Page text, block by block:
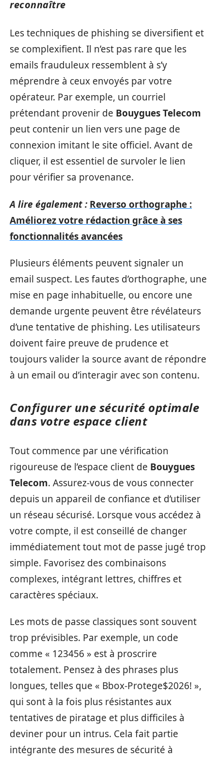
reconnaître
Les techniques de phishing se diversifient et
se complexifient. Il n’est pas rare que les
emails frauduleux ressemblent à s’y
méprendre à ceux envoyés par votre
opérateur. Par exemple, un courriel
prétendant provenir de Bouygues Telecom
peut contenir un lien vers une page de
connexion imitant le site officiel. Avant de
cliquer, il est essentiel de survoler le lien
pour vérifier sa provenance.
A lire également : Reverso orthographe :
Améliorez votre rédaction grâce à ses
fonctionnalités avancées
Plusieurs éléments peuvent signaler un
email suspect. Les fautes d’orthographe, une
mise en page inhabituelle, ou encore une
demande urgente peuvent être révélateurs
d’une tentative de phishing. Les utilisateurs
doivent faire preuve de prudence et
toujours valider la source avant de répondre
à un email ou d’interagir avec son contenu.
Configurer une sécurité optimale
dans votre espace client
Tout commence par une vérification
rigoureuse de l’espace client de Bouygues
Telecom. Assurez-vous de vous connecter
depuis un appareil de confiance et d’utiliser
un réseau sécurisé. Lorsque vous accédez à
votre compte, il est conseillé de changer
immédiatement tout mot de passe jugé trop
simple. Favorisez des combinaisons
complexes, intégrant lettres, chiffres et
caractères spéciaux.
Les mots de passe classiques sont souvent
trop prévisibles. Par exemple, un code
comme « 123456 » est à proscrire
totalement. Pensez à des phrases plus
longues, telles que « Bbox-Protege$2026! »,
qui sont à la fois plus résistantes aux
tentatives de piratage et plus difficiles à
deviner pour un intrus. Cela fait partie
intégrante des mesures de sécurité à